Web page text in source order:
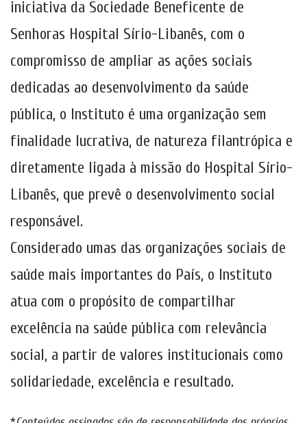
iniciativa da Sociedade Beneficente de
Senhoras Hospital Sírio-Libanês, com o
compromisso de ampliar as ações sociais
dedicadas ao desenvolvimento da saúde
pública, o Instituto é uma organização sem
finalidade lucrativa, de natureza filantrópica e
diretamente ligada à missão do Hospital Sírio-
Libanês, que prevê o desenvolvimento social
responsável.
Considerado umas das organizações sociais de
saúde mais importantes do País, o Instituto
atua com o propósito de compartilhar
excelência na saúde pública com relevância
social, a partir de valores institucionais como
solidariedade, excelência e resultado.